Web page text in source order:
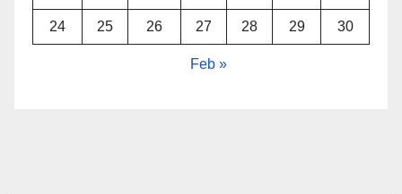
24 25 26 27 28 29 30
Feb »